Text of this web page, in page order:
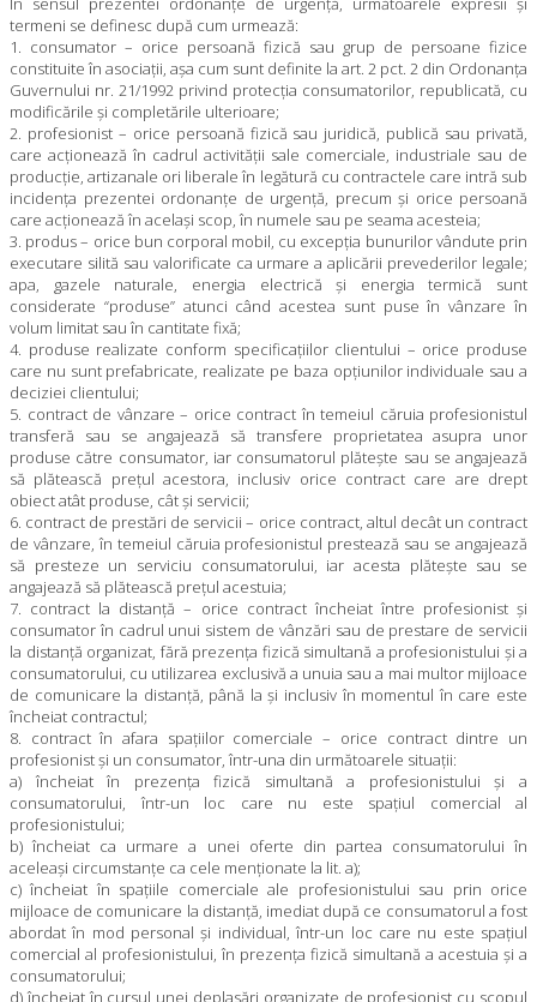
termeni se definesc după cum urmează:
1. consumator – orice persoană fizică sau grup de persoane fizice
constituite în asociaţii, aşa cum sunt definite la art. 2 pct. 2 din Ordonanţa
Guvernului nr. 21/1992 privind protecţia consumatorilor, republicată, cu
modificările şi completările ulterioare;
2. profesionist – orice persoană fizică sau juridică, publică sau privată,
care acţionează în cadrul activităţii sale comerciale, industriale sau de
producţie, artizanale ori liberale în legătură cu contractele care intră sub
incidenţa prezentei ordonanţe de urgenţă, precum şi orice persoană
care acţionează în acelaşi scop, în numele sau pe seama acesteia;
3. produs – orice bun corporal mobil, cu excepţia bunurilor vândute prin
executare silită sau valorificate ca urmare a aplicării prevederilor legale;
apa, gazele naturale, energia electrică şi energia termică sunt
considerate “produse” atunci când acestea sunt puse în vânzare în
volum limitat sau în cantitate fixă;
4. produse realizate conform specificaţiilor clientului – orice produse
care nu sunt prefabricate, realizate pe baza opţiunilor individuale sau a
deciziei clientului;
5. contract de vânzare – orice contract în temeiul căruia profesionistul
transferă sau se angajează să transfere proprietatea asupra unor
produse către consumator, iar consumatorul plăteşte sau se angajează
să plătească preţul acestora, inclusiv orice contract care are drept
obiect atât produse, cât şi servicii;
6. contract de prestări de servicii – orice contract, altul decât un contract
de vânzare, în temeiul căruia profesionistul prestează sau se angajează
să presteze un serviciu consumatorului, iar acesta plăteşte sau se
angajează să plătească preţul acestuia;
7. contract la distanţă – orice contract încheiat între profesionist şi
consumator în cadrul unui sistem de vânzări sau de prestare de servicii
la distanţă organizat, fără prezenţa fizică simultană a profesionistului şi a
consumatorului, cu utilizarea exclusivă a unuia sau a mai multor mijloace
de comunicare la distanţă, până la şi inclusiv în momentul în care este
încheiat contractul;
8. contract în afara spaţiilor comerciale – orice contract dintre un
profesionist şi un consumator, într-una din următoarele situaţii:
a) încheiat în prezenţa fizică simultană a profesionistului şi a
consumatorului, într-un loc care nu este spaţiul comercial al
profesionistului;
b) încheiat ca urmare a unei oferte din partea consumatorului în
aceleaşi circumstanţe ca cele menţionate la lit. a);
c) încheiat în spaţiile comerciale ale profesionistului sau prin orice
mijloace de comunicare la distanţă, imediat după ce consumatorul a fost
abordat în mod personal şi individual, într-un loc care nu este spaţiul
comercial al profesionistului, în prezenţa fizică simultană a acestuia şi a
consumatorului;